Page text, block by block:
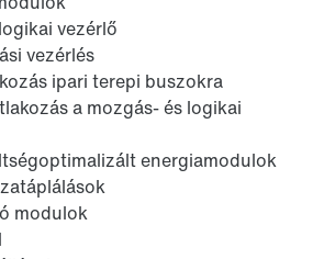
vezérlő
vezérlés
ipari terepi buszokra
a mozgás- és logikai
energiamodulok
modulok